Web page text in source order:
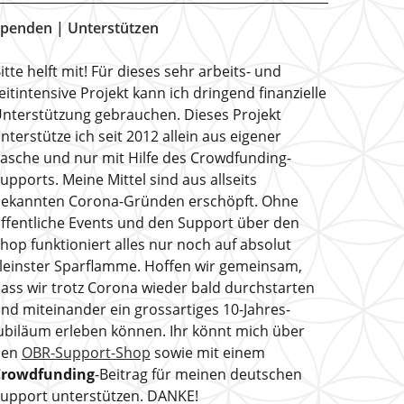
| Unterstützen
helft mit! Für dieses sehr arbeits- und
Projekt kann ich dringend finanzielle
gebrauchen. Dieses Projekt
ich seit 2012 allein aus eigener
und nur mit Hilfe des Crowdfunding-
Meine Mittel sind aus allseits
Corona-Gründen erschöpft. Ohne
Events und den Support über den
funktioniert alles nur noch auf absolut
Sparflamme. Hoffen wir gemeinsam,
wir trotz Corona wieder bald durchstarten
miteinander ein grossartiges 10-Jahres-
erleben können. Ihr könnt mich über
OBR-Support-Shop sowie mit einem
-Beitrag für meinen deutschen
unterstützen. DANKE!